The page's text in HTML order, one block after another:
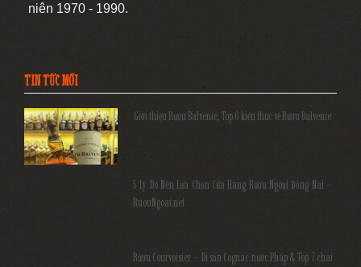
niên 1970 - 1990.
TIN TỨC MỚI
Giới thiệu Rượu Balvenie, Top 6 kiến thức về Rượu Balvenie
5 Lý Do Nên Lựa Chọn Cửa Hàng Rượu Ngoại Đồng Nai –
RuouNgoai.net
Rượu Courvoisier – Di sản Cognac nước Pháp & Top 7 chai